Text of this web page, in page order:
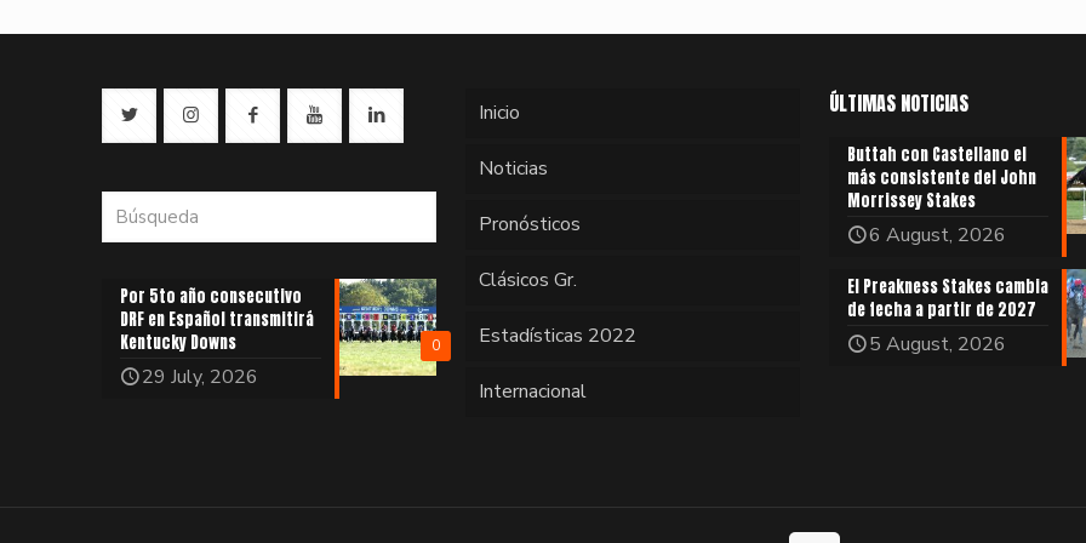
0
Por 5to año consecutivo
DRF en Español transmitirá
Kentucky Downs
29 July, 2026
Inicio
Noticias
Pronósticos
Clásicos Gr.
Estadísticas 2022
Internacional
ÚLTIMAS NOTICIAS
Buttah con Castellano el
más consistente del John
Morrissey Stakes
6 August, 2026
El Preakness Stakes cambia
de fecha a partir de 2027
5 August, 2026